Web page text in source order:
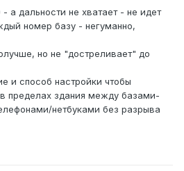
а дальности не хватает - не идет
номер базу - негуманно,
но не "достреливает" до
и способ настройки чтобы
пределах здания между базами-
нетбуками без разрыва